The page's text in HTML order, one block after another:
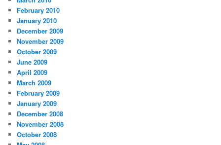
February 2010
January 2010
December 2009
November 2009
October 2009
June 2009
April 2009
March 2009
February 2009
January 2009
December 2008
November 2008
October 2008